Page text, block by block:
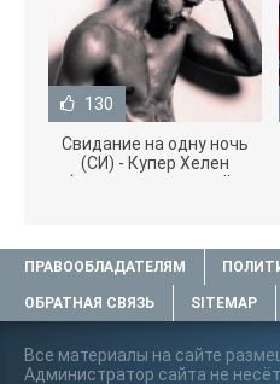
130
Свидание на одну ночь
(СИ) - Купер Хелен
(читать книги онлайн
ПРАВООБЛАДАТЕЛЯМ
ОБРАТНАЯ СВЯЗЬ SITEMAP
Все материалы на сайте
Администратор сайта не